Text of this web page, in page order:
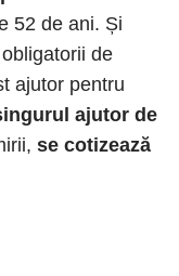
52 de ani. Și
de
ajutor pentru
ajutor de
se cotizează